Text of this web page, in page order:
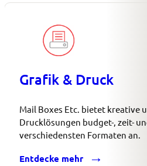
Grafik & Druck
Mail Boxes Etc. bietet kreative
Drucklösungen budget-, zeit-
verschiedensten Formaten an.
Entdecke mehr